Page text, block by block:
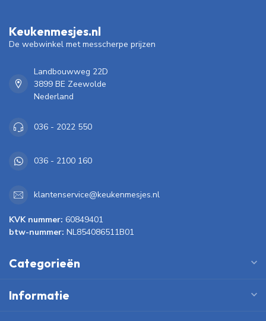
Keukenmesjes.nl
De webwinkel met messcherpe prijzen
Landbouwweg 22D
3899 BE Zeewolde
Nederland
036 - 2022 550
036 - 2100 160
klantenservice@keukenmesjes.nl
KVK nummer: 60849401
btw-nummer: NL854086511B01
Categorieën
Informatie